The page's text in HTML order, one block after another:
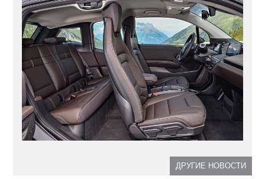
ДРУГИЕ НОВОСТИ